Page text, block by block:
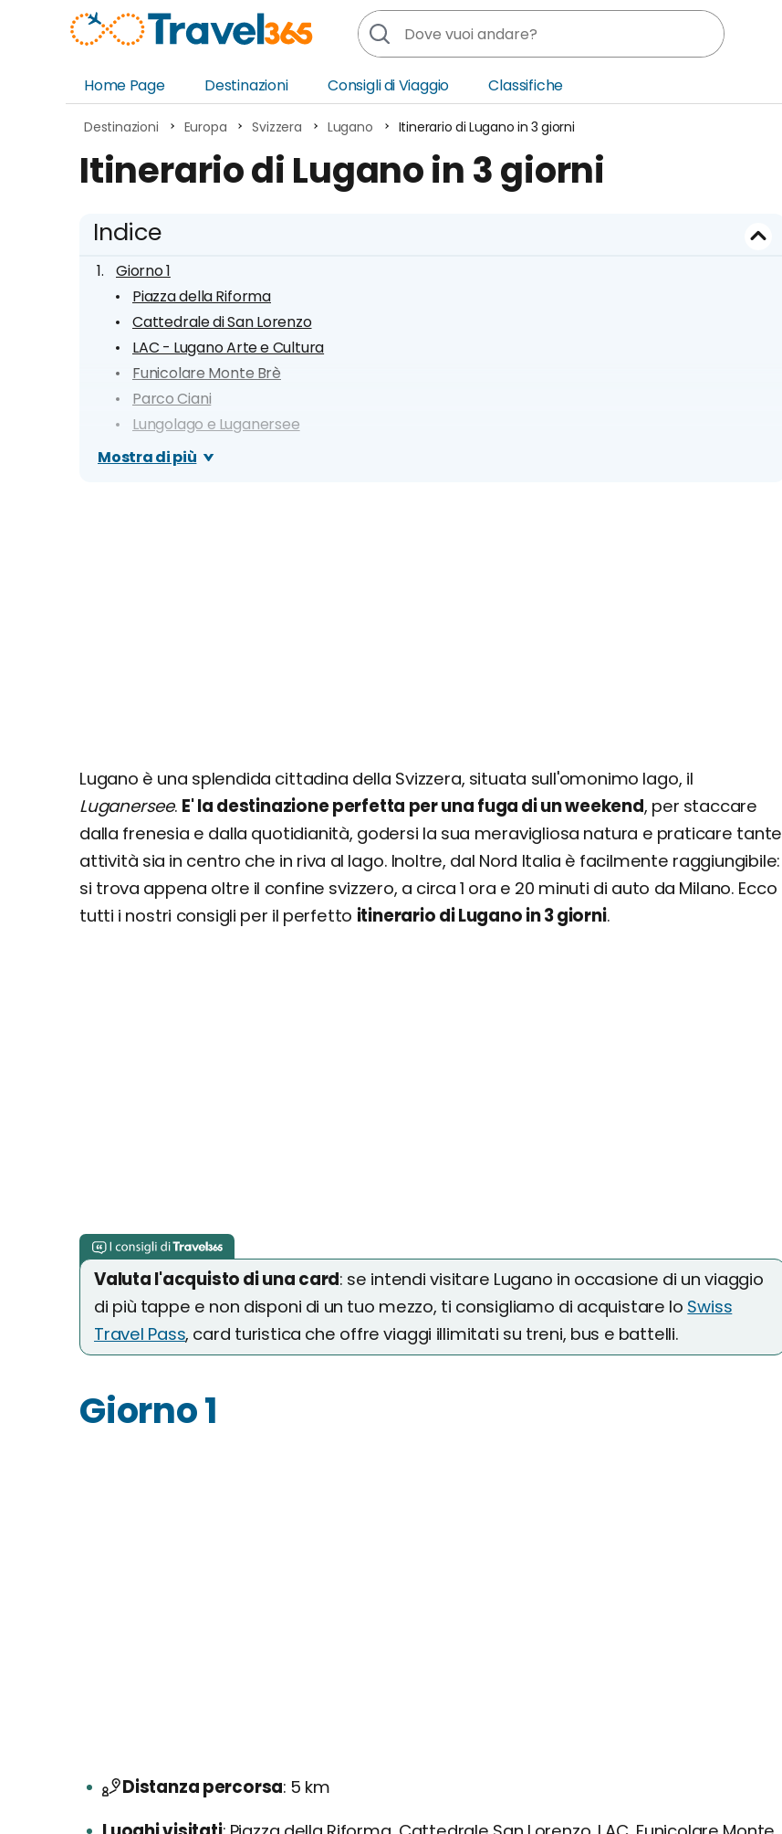
Home Page
Destinazioni
Europa
Nord America
America Centrale
Consigli di Viaggio Classifiche
Destinazioni Europa Svizzera Lugano Itinerario di Lugano in 3 giorni
Itinerario di Lugano in 3 giorni
Indice
Giorno 1
Piazza della Riforma
Cattedrale di San Lorenzo
LAC - Lugano Arte e Cultura
Funicolare Monte Brè
Parco Ciani
Lungolago e Luganersee
Giorno 2
Mostra di più
Lugano è una splendida cittadina della Svizzera, situata sull'omonimo lago, il
Luganersee. E' la destinazione perfetta per una fuga di un weekend, per staccare
dalla frenesia e dalla quotidianità, godersi la sua meravigliosa natura e praticare tante
attività sia in centro che in riva al lago. Inoltre, dal Nord Italia è facilmente raggiungibile:
si trova appena oltre il confine svizzero, a circa 1 ora e 20 minuti di auto da Milano. Ecco
tutti i nostri consigli per il perfetto itinerario di Lugano in 3 giorni.
Valuta l'acquisto di una card: se intendi visitare Lugano in occasione di un viaggio
di più tappe e non disponi di un tuo mezzo, ti consigliamo di acquistare lo Swiss
Travel Pass, card turistica che offre viaggi illimitati su treni, bus e battelli.
Giorno 1
Distanza percorsa 5 km